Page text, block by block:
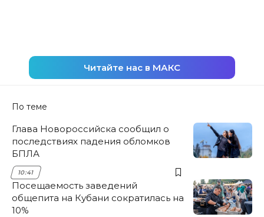
Читайте нас в МАКС
По теме
Глава Новороссийска сообщил о
последствиях падения обломков
БПЛА
10:41
Посещаемость заведений
общепита на Кубани сократилась на
10%